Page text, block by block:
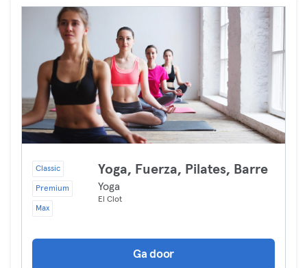
Classic
Premium
Max
Yoga, Fuerza, Pilates, Barre
Yoga
El Clot
Ga door